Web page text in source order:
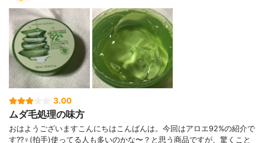
3.00
ムダ毛処理の味方
おはようございますこんにちはこんばんは。今回はアロエ92%の紹介で
す??‍♀️(拍手)使ってる人も多いのかな〜？と思う商品ですが、驚くこと